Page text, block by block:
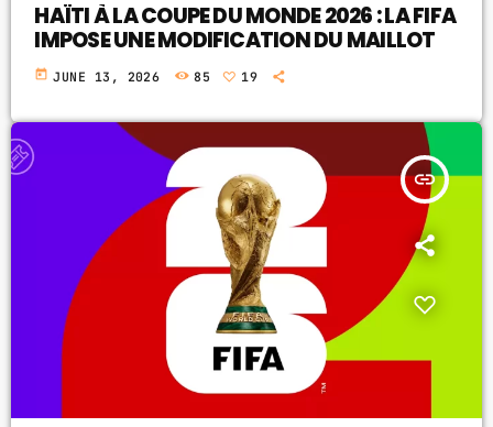
HAÏTI À LA COUPE DU MONDE 2026 : LA FIFA
IMPOSE UNE MODIFICATION DU MAILLOT
today JUNE 13, 2026 85 19
insert_link